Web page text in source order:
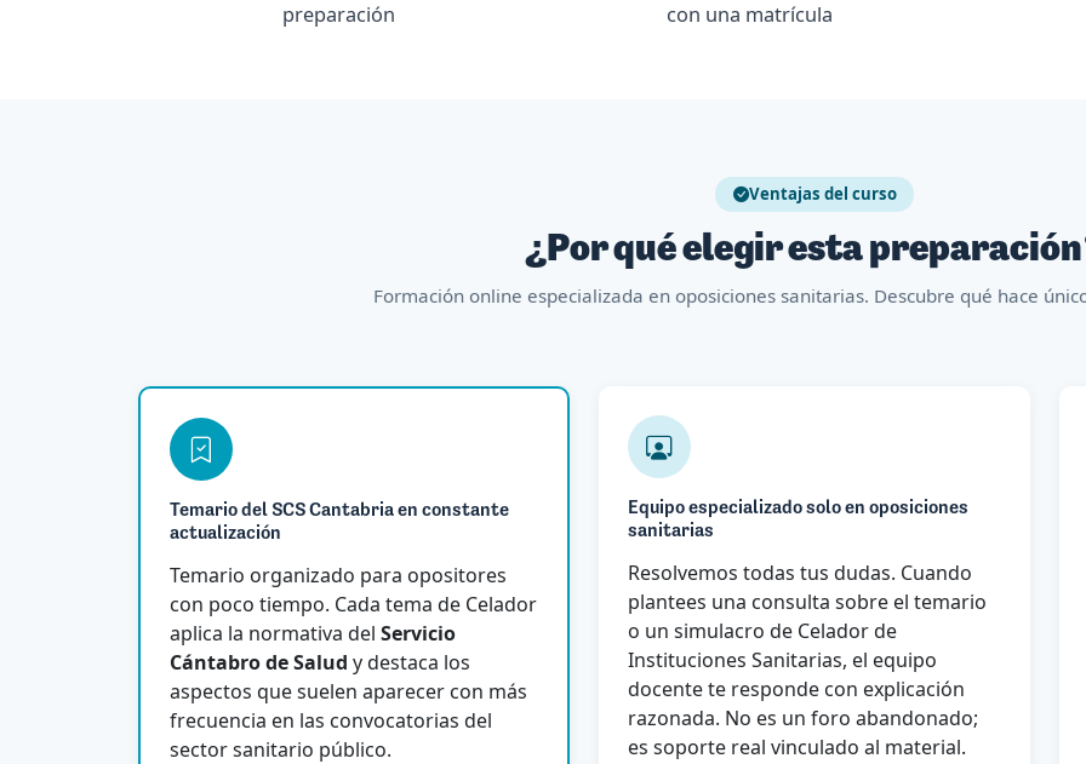
preparación
con una matrícula
Ventajas del curso
¿Por qué elegir esta
Formación online especializada en oposiciones sanitarias. Descubre qué hace
Temario del SCS Cantabria en constante
actualización
Temario organizado para opositores
con poco tiempo. Cada tema de Celador
aplica la normativa del Servicio
Cántabro de Salud y destaca los
aspectos que suelen aparecer con más
frecuencia en las convocatorias del
sector sanitario público.
Equipo especializado solo en oposiciones
sanitarias
Resolvemos todas tus dudas. Cuando
plantees una consulta sobre el temario
o un simulacro de Celador de
Instituciones Sanitarias, el equipo
docente te responde con explicación
razonada. No es un foro abandonado;
es soporte real vinculado al material.